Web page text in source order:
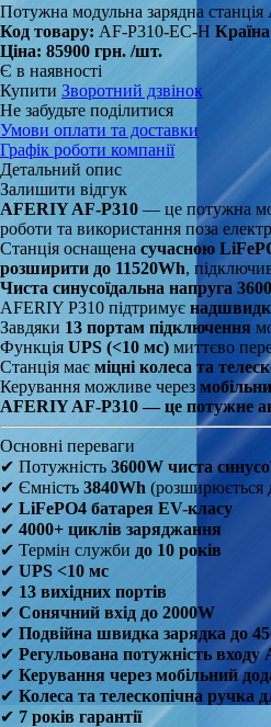
Потужна модульна зарядна
Код товару: AF-P310-EC-H
Ціна: 85900 грн. /шт.
Є в наявності
Купити Зворотний дзвінок
Не забудьте поділитися
Умови оплати та доставки
Графік роботи компанії
Детальний опис
Залишити відгук
AFERIY AF-P310 — це потужна
роботи та використання поза
Станція оснащена сучасною
розширити до 11520Wh,
Чиста синусоїдальна напруга
AFERIY P310 підтримує
Завдяки 13 портам підключення
Функція UPS (<10 мс) миттєво
Станція має міцні колеса та
Керування можливе через
AFERIY AF-P310 — це потужне
Основні переваги
✔ Потужність 3600W чиста
✔ Ємність 3840Wh (розширюється
✔ LiFePO4 батарея EV-класу
✔ 4000+ циклів заряджання
✔ Термін служби до 10 років
✔ UPS <10 мс
✔ 13 вихідних портів
✔ Сонячний вхід до 2000W
✔ Подвійна швидка зарядка до
✔ Регульована потужність входу
✔ Керування через мобільний
✔ Колеса та телескопічна ручка
✔ 7 років гарантії